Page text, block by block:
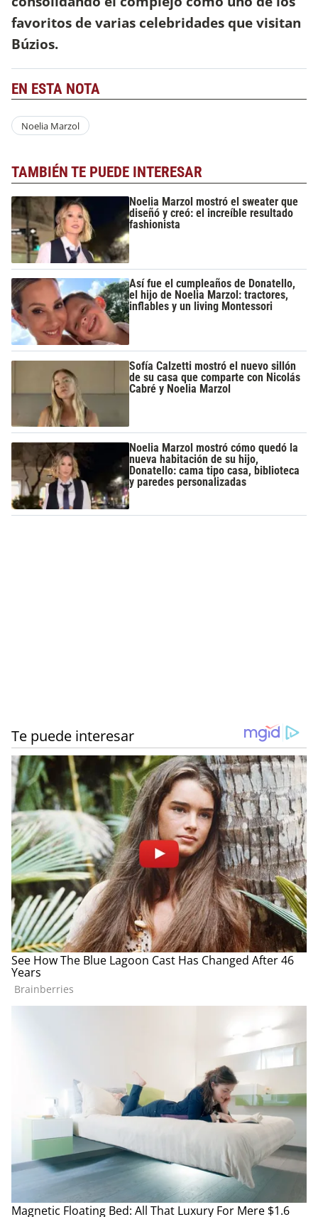
favoritos de varias celebridades que visitan
Búzios.
EN ESTA NOTA
Noelia Marzol
TAMBIÉN TE PUEDE INTERESAR
Noelia Marzol mostró el sweater que
diseñó y creó: el increíble resultado
fashionista
Así fue el cumpleaños de Donatello,
el hijo de Noelia Marzol: tractores,
inflables y un living Montessori
Sofía Calzetti mostró el nuevo sillón
de su casa que comparte con Nicolás
Cabré y Noelia Marzol
Noelia Marzol mostró cómo quedó la
nueva habitación de su hijo,
Donatello: cama tipo casa, biblioteca
y paredes personalizadas